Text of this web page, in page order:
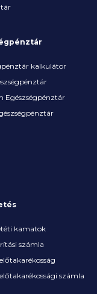
kalkulátor
Egészségpénztár
kamatok
számla
számla